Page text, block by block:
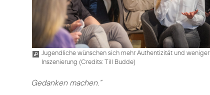
Jugendliche wünschen sich mehr Authentizität und weniger
Inszenierung (Credits: Till Budde)
Gedanken machen.“